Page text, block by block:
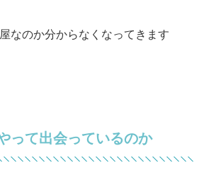
なのか分からなくなってきます
って出会っているのか